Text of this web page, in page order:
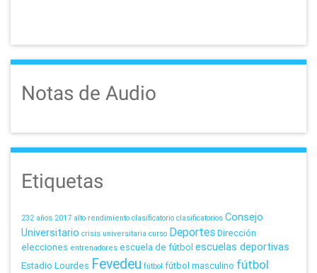
Notas de Audio
Etiquetas
232 años 2017 alto rendimiento clasificatorio clasificatorios Consejo
Universitario crisis universitaria curso DeportesDirección
elecciones entrenadores escuela de fútbol escuelas deportivas
Estadio Lourdes Fevedeu fútbol fútbol masculino fútbol